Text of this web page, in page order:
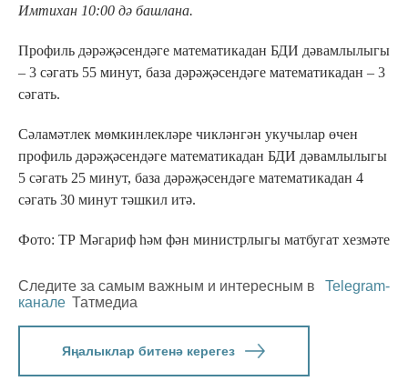
Имтихан 10:00 дә башлана.
Профиль дәрәҗәсендәге математикадан БДИ дәвамлылыгы
– 3 сәгать 55 минут, база дәрәҗәсендәге математикадан – 3
сәгать.
Сәламәтлек мөмкинлекләре чикләнгән укучылар өчен
профиль дәрәҗәсендәге математикадан БДИ дәвамлылыгы
5 сәгать 25 минут, база дәрәҗәсендәге математикадан 4
сәгать 30 минут тәшкил итә.
Фото: ТР Мәгариф һәм фән министрлыгы матбугат хезмәте
Следите за самым важным и интересным в
Telegram-
канале Татмедиа
Яңалыклар битенә керегез